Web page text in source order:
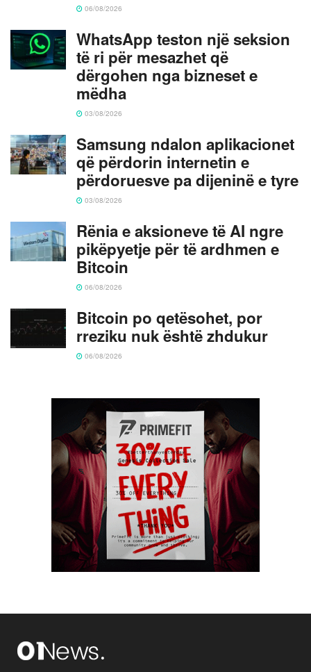
06/08/2026
WhatsApp teston një seksion
të ri për mesazhet që
dërgohen nga bizneset e
mëdha
03/08/2026
Samsung ndalon aplikacionet
që përdorin internetin e
përdoruesve pa dijeninë e tyre
03/08/2026
Rënia e aksioneve të AI ngre
pikëpyetje për të ardhmen e
Bitcoin
06/08/2026
Bitcoin po qetësohet, por
rreziku nuk është zhdukur
06/08/2026